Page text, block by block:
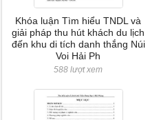
Khóa luận Tìm hiểu TNDL và
giải pháp thu hút khách du lịch
đến khu di tích danh thắng Núi
Voi Hải Ph
588 lượt xem